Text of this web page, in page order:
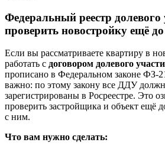
Федеральный реестр долевого
проверить новостройку ещё
Если вы рассматриваете квартиру в
работать с договором долевого
прописано в Федеральном законе ФЗ-
важно: по этому закону все ДДУ
зарегистрированы в Росреестре. Это
проверить застройщика и объект ещё
с ним.
Что вам нужно сделать: